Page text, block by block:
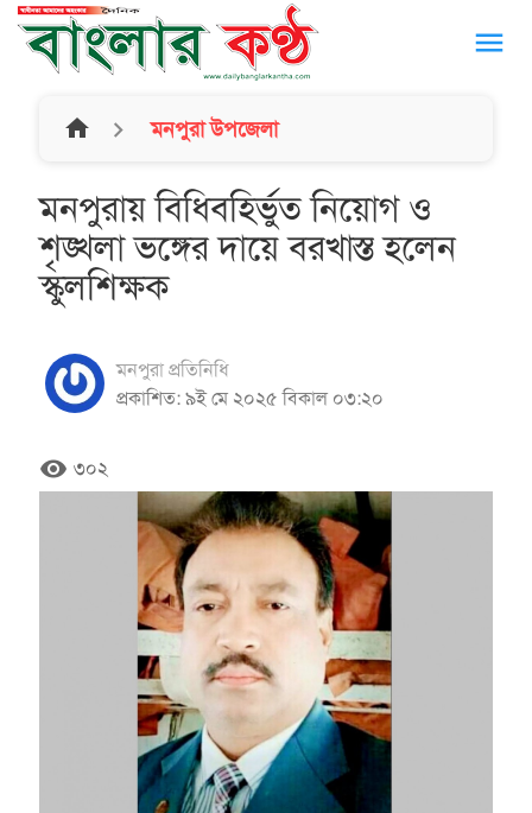
menu
home মনপুরা উপজেলা
মনপুরায় বিধিবহির্ভুত নিয়োগ ও
শৃঙ্খলা ভঙ্গের দায়ে বরখাস্ত হলেন
স্কুলশিক্ষক
মনপুরা প্রতিনিধি
প্রকাশিত: ৯ই মে ২০২৫ বিকাল ০৩:২০
remove_red_eye ৩০২